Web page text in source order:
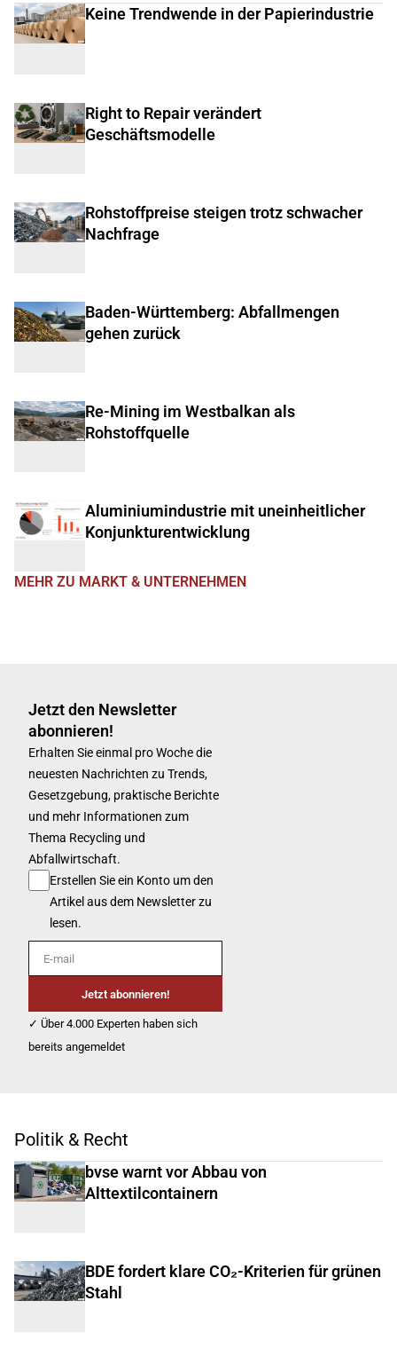
Keine Trendwende in der Papierindustrie
Right to Repair verändert
Geschäftsmodelle
Rohstoffpreise steigen trotz schwacher
Nachfrage
Baden-Württemberg: Abfallmengen
gehen zurück
Re-Mining im Westbalkan als
Rohstoffquelle
Aluminiumindustrie mit uneinheitlicher
Konjunkturentwicklung
MEHR ZU MARKT & UNTERNEHMEN
Jetzt den Newsletter
abonnieren!
Erhalten Sie einmal pro Woche die
neuesten Nachrichten zu Trends,
Gesetzgebung, praktische Berichte
und mehr Informationen zum
Thema Recycling und
Abfallwirtschaft.
Erstellen Sie ein Konto um den
Artikel aus dem Newsletter zu
lesen.
E-mail
Jetzt abonnieren!
✓ Über 4.000 Experten haben sich
bereits angemeldet
Politik & Recht
bvse warnt vor Abbau von
Alttextilcontainern
BDE fordert klare CO₂-Kriterien für grünen
Stahl